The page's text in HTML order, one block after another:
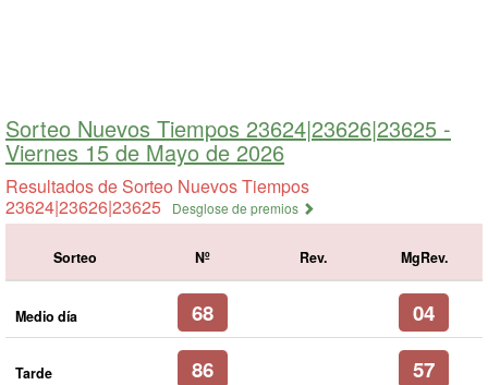
Sorteo Nuevos Tiempos 23624|23626|23625 -
Viernes 15 de Mayo de 2026
Resultados de Sorteo Nuevos Tiempos
23624|23626|23625
Desglose de premios
Sorteo Nº Rev. MgRev.
Medio día 68 04
Tarde 86 57